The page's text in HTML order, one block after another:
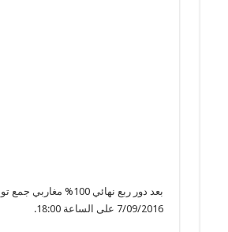
بعد دور ربع نهائي
7/09/2016 على الساعة 18:00.